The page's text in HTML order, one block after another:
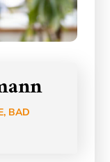
BAD